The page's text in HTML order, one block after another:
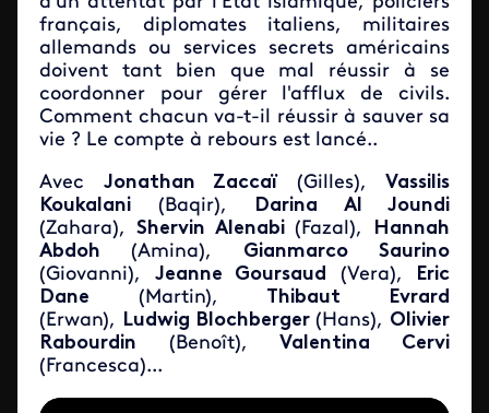
français, diplomates italiens, militaires
allemands ou services secrets américains
doivent tant bien que mal réussir à se
coordonner pour gérer l'afflux de civils.
Comment chacun va-t-il réussir à sauver sa
vie ? Le compte à rebours est lancé..
Avec Jonathan Zaccaï(Gilles), Vassilis
Koukalani (Baqir),
Darina Al Joundi
(Zahara), Shervin Alenabi(Fazal),
Hannah
Abdoh (Amina), Gianmarco Saurino
(Giovanni), Jeanne Goursaud (Vera),
Eric
Dane (Martin), Thibaut Evrard
(Erwan), Ludwig Blochberger(Hans), Olivier
Rabourdin (Benoît),Valentina Cervi
(Francesca)...